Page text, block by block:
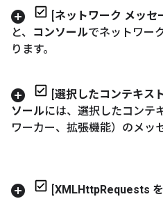
ネットワーク メッセ
と、
コンソールでネットワー
ります。
選択したコンテキス
ソールには、選択したコンテ
ワーカー、拡張機能）のメッ
XMLHttpRequests